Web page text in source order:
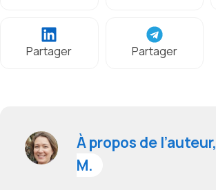
Partager Partager
À propos de l’auteur,
M.